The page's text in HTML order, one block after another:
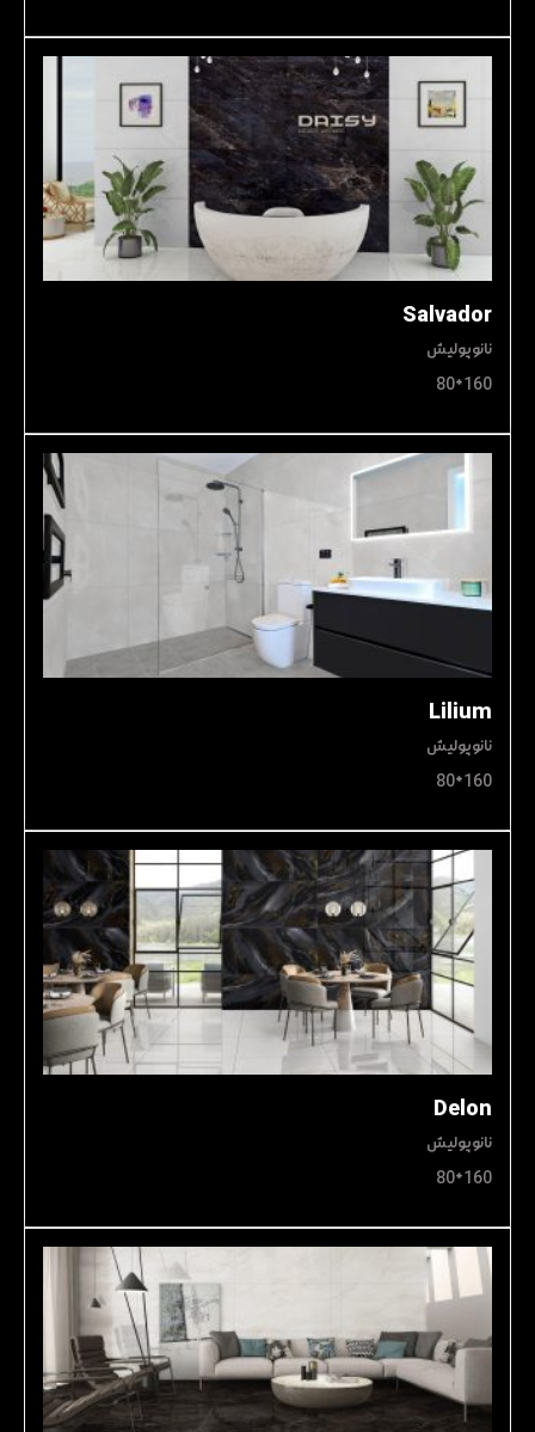
Salvador
نانوپولیش
160*80
Lilium
نانوپولیش
160*80
Delon
نانوپولیش
160*80